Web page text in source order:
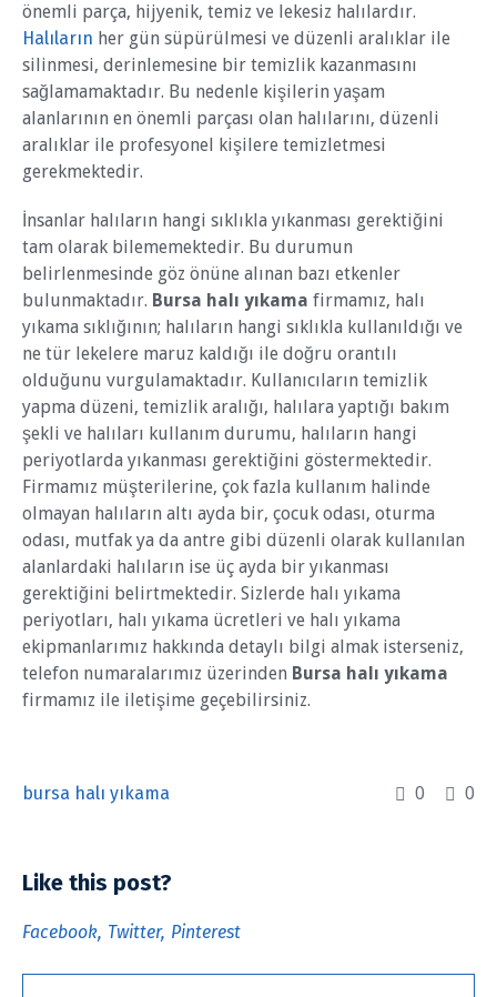
önemli parça, hijyenik, temiz ve lekesiz halılardır.
Halıların her gün süpürülmesi ve düzenli aralıklar ile
silinmesi, derinlemesine bir temizlik kazanmasını
sağlamamaktadır. Bu nedenle kişilerin yaşam
alanlarının en önemli parçası olan halılarını, düzenli
aralıklar ile profesyonel kişilere temizletmesi
gerekmektedir.
İnsanlar halıların hangi sıklıkla yıkanması gerektiğini
tam olarak bilememektedir. Bu durumun
belirlenmesinde göz önüne alınan bazı etkenler
bulunmaktadır. Bursa halı yıkama firmamız, halı
yıkama sıklığının; halıların hangi sıklıkla kullanıldığı ve
ne tür lekelere maruz kaldığı ile doğru orantılı
olduğunu vurgulamaktadır. Kullanıcıların temizlik
yapma düzeni, temizlik aralığı, halılara yaptığı bakım
şekli ve halıları kullanım durumu, halıların hangi
periyotlarda yıkanması gerektiğini göstermektedir.
Firmamız müşterilerine, çok fazla kullanım halinde
olmayan halıların altı ayda bir, çocuk odası, oturma
odası, mutfak ya da antre gibi düzenli olarak kullanılan
alanlardaki halıların ise üç ayda bir yıkanması
gerektiğini belirtmektedir. Sizlerde halı yıkama
periyotları, halı yıkama ücretleri ve halı yıkama
ekipmanlarımız hakkında detaylı bilgi almak isterseniz,
telefon numaralarımız üzerinden Bursa halı yıkama
firmamız ile iletişime geçebilirsiniz.
bursa halı yıkama 0 0
Like this post?
Facebook Twitter Pinterest